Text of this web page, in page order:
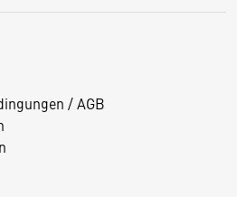
/ AGB